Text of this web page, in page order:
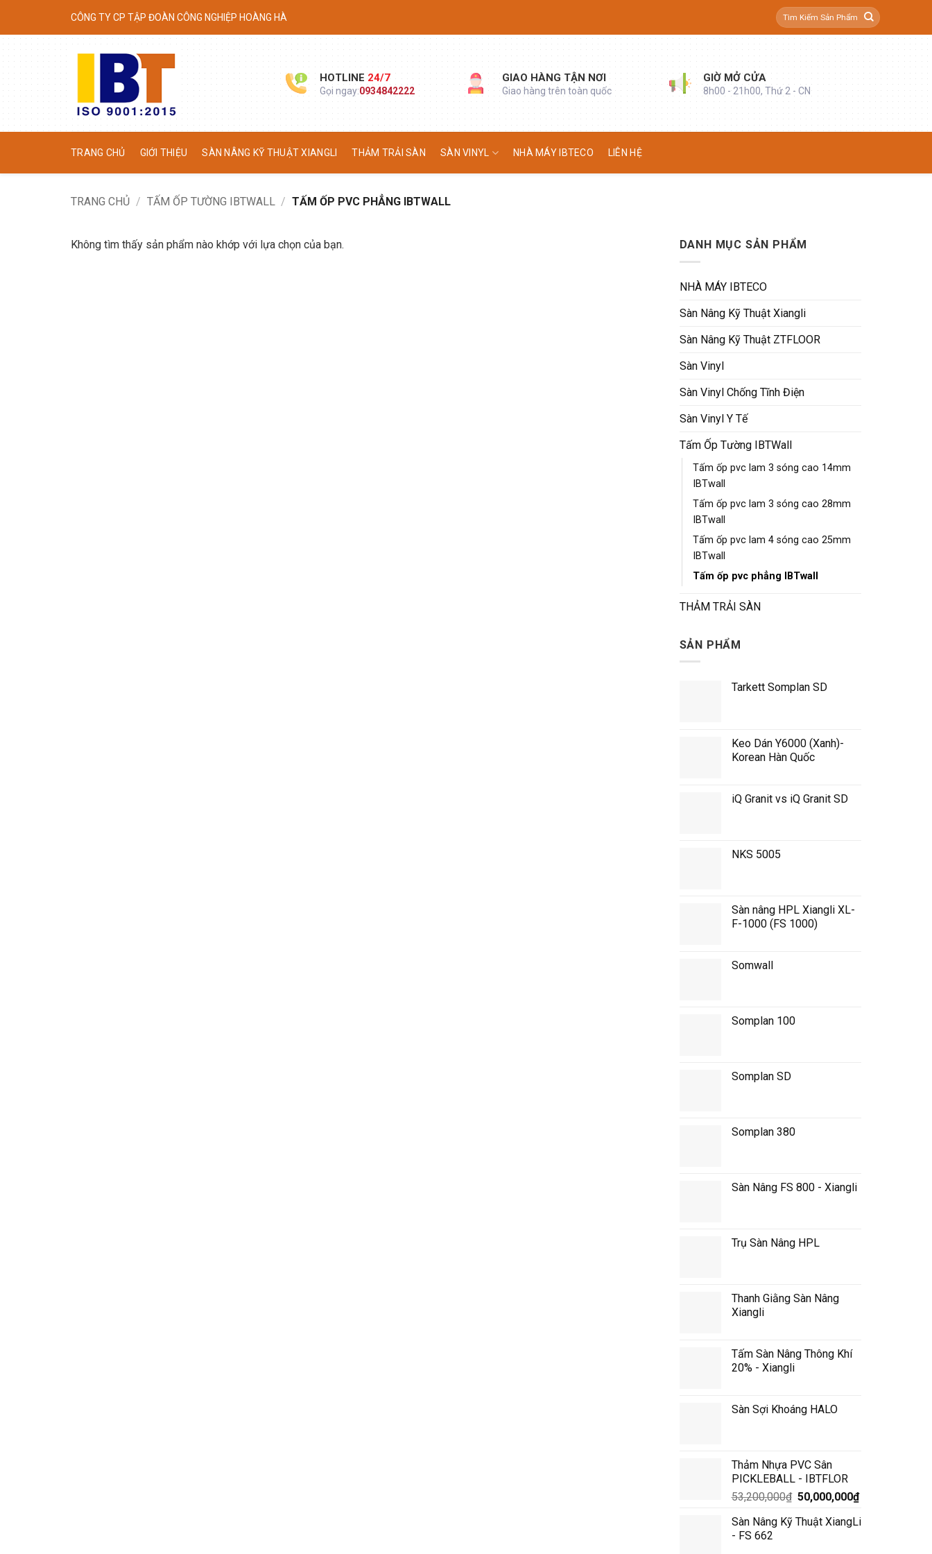
content
CÔNG TY CP TẬP ĐOÀN CÔNG NGHIỆP HOÀNG HÀ
Tìm
kiếm:
HOTLINE24/7
Gọi ngay:0934842222
GIAO HÀNG TẬN NƠI
Giao hàng trên toàn quốc
GIỜ MỞ CỬA
8h00 - 21h00, Thứ 2 - CN
TRANG CHỦ GIỚI THIỆU SÀN NÂNG KỸ THUẬT XIANGLI THẢM TRẢI SÀN SÀN VINYL NHÀ MÁY IBTECO LIÊN HỆ
TRANG CHỦ / TẤM ỐP TƯỜNG IBTWALL / TẤM ỐP PVC PHẲNG IBTWALL
Không tìm thấy sản phẩm nào khớp với lựa chọn của bạn. DANH MỤC SẢN PHẨM
NHÀ MÁY IBTECO
Sàn Nâng Kỹ Thuật Xiangli
Sàn Nâng Kỹ Thuật ZTFLOOR
Sàn Vinyl
Sàn Vinyl Chống Tĩnh Điện
Sàn Vinyl Y Tế
Tấm Ốp Tường IBTWall
Tấm ốp pvc lam 3 sóng cao 14mm
IBTwall
Tấm ốp pvc lam 3 sóng cao 28mm
IBTwall
Tấm ốp pvc lam 4 sóng cao 25mm
IBTwall
Tấm ốp pvc phẳng IBTwall
THẢM TRẢI SÀN
SẢN PHẨM
Tarkett Somplan SD
Keo Dán Y6000 (Xanh)-
Korean Hàn Quốc
iQ Granit vs iQ Granit SD
NKS 5005
Sàn nâng HPL Xiangli XL-
F-1000 (FS 1000)
Somwall
Somplan 100
Somplan SD
Somplan 380
Sàn Nâng FS 800 - Xiangli
Trụ Sàn Nâng HPL
Thanh Giằng Sàn Nâng
Xiangli
Tấm Sàn Nâng Thông Khí
20% - Xiangli
Sàn Sợi Khoáng HALO
Thảm Nhựa PVC Sân
PICKLEBALL - IBTFLOR
53,200,000₫ Giá
là:
50,000,000₫Giá
tại
Sàn Nâng Kỹ Thuật XiangLi
- FS 662